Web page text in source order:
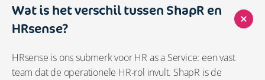
Wat is het verschil tussen ShapR en
HRsense?
HRsense is ons submerk voor HR as a Service: een vast
team dat de operationele HR-rol invult. ShapR is de